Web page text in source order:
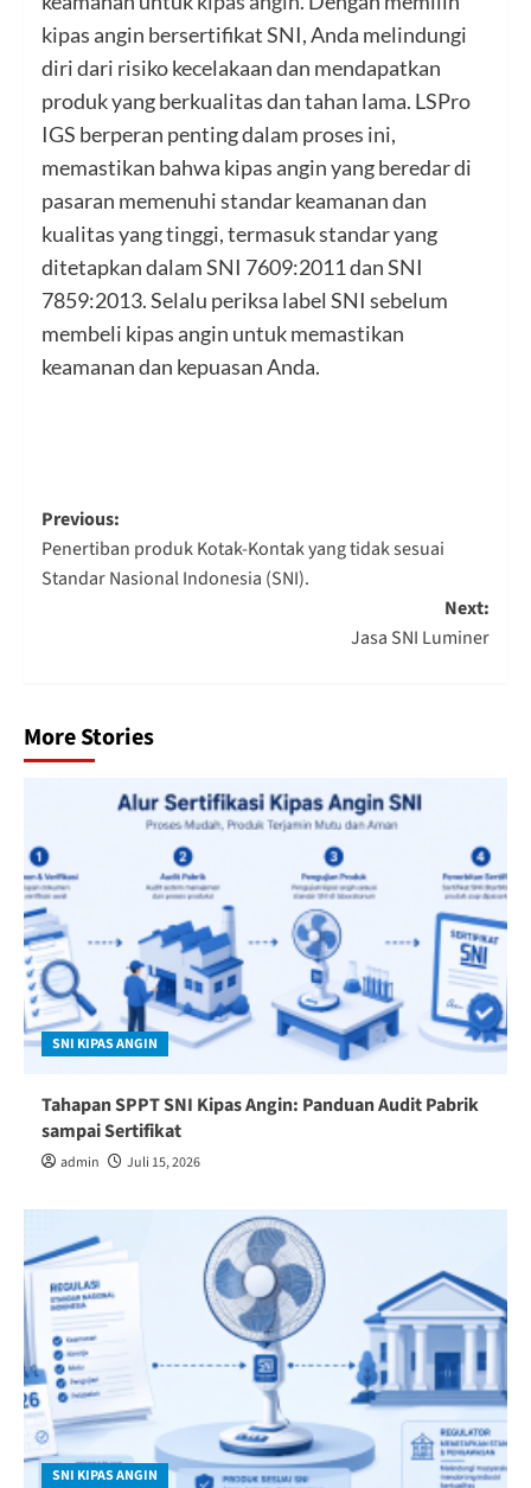
kipas angin bersertifikat SNI, Anda melindungi
diri dari risiko kecelakaan dan mendapatkan
produk yang berkualitas dan tahan lama. LSPro
IGS berperan penting dalam proses ini,
memastikan bahwa kipas angin yang beredar di
pasaran memenuhi standar keamanan dan
kualitas yang tinggi, termasuk standar yang
ditetapkan dalam SNI 7609:2011 dan SNI
7859:2013. Selalu periksa label SNI sebelum
membeli kipas angin untuk memastikan
keamanan dan kepuasan Anda.
Post
navigation
Previous:
Penertiban produk Kotak-Kontak yang tidak sesuai
Standar Nasional Indonesia (SNI).
Next:
Jasa SNI Luminer
More Stories
SNI KIPAS ANGIN
Tahapan SPPT SNI Kipas Angin: Panduan Audit Pabrik
sampai Sertifikat
admin Juli 15, 2026
SNI KIPAS ANGIN